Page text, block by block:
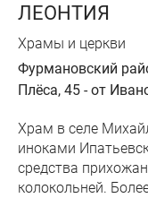
ЛЕОНТИЯ
Храмы и церкви
Фурмановский
Плёса, 45 - от
Храм в селе
иноками
средства
колокольней.